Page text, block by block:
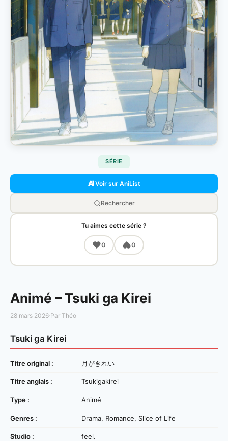
SÉRIE
Voir sur AniList
Rechercher
Tu aimes cette série ?
0 0
Animé – Tsuki ga Kirei
28 mars 2026·Par Théo
Tsuki ga Kirei
Titre original : 月がきれい
Titre anglais : Tsukigakirei
Type : Animé
Genres : Drama, Romance, Slice of Life
Studio : feel.